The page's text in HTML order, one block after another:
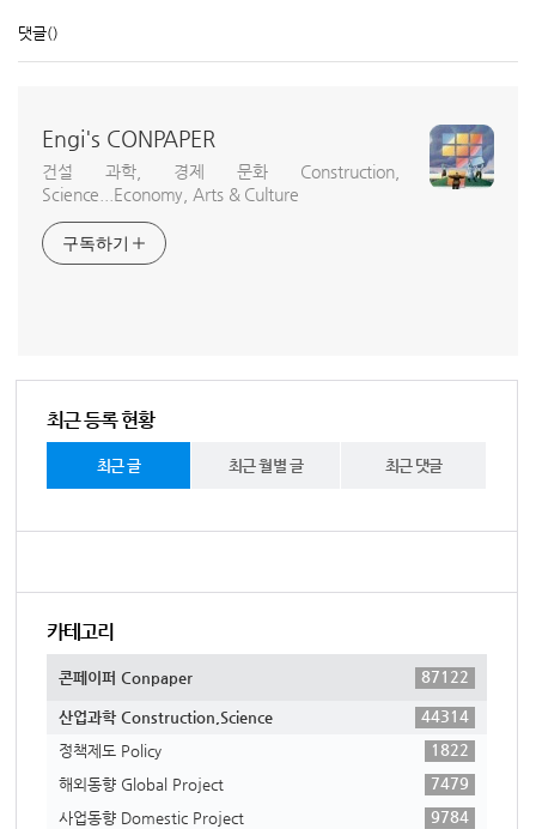
댓글()
Engi's CONPAPER
건설 과학, 경제 문화 Construction,
Science...Economy, Arts & Culture
구독하기
최근 등록 현황
최근 글 최근 월별 글 최근 댓글
카테고리
콘페이퍼 Conpaper 87122
산업과학 Construction,Science
44314
정책제도 Policy
1822
해외동향 Global Project
7479
사업동향 Domestic Project
9784